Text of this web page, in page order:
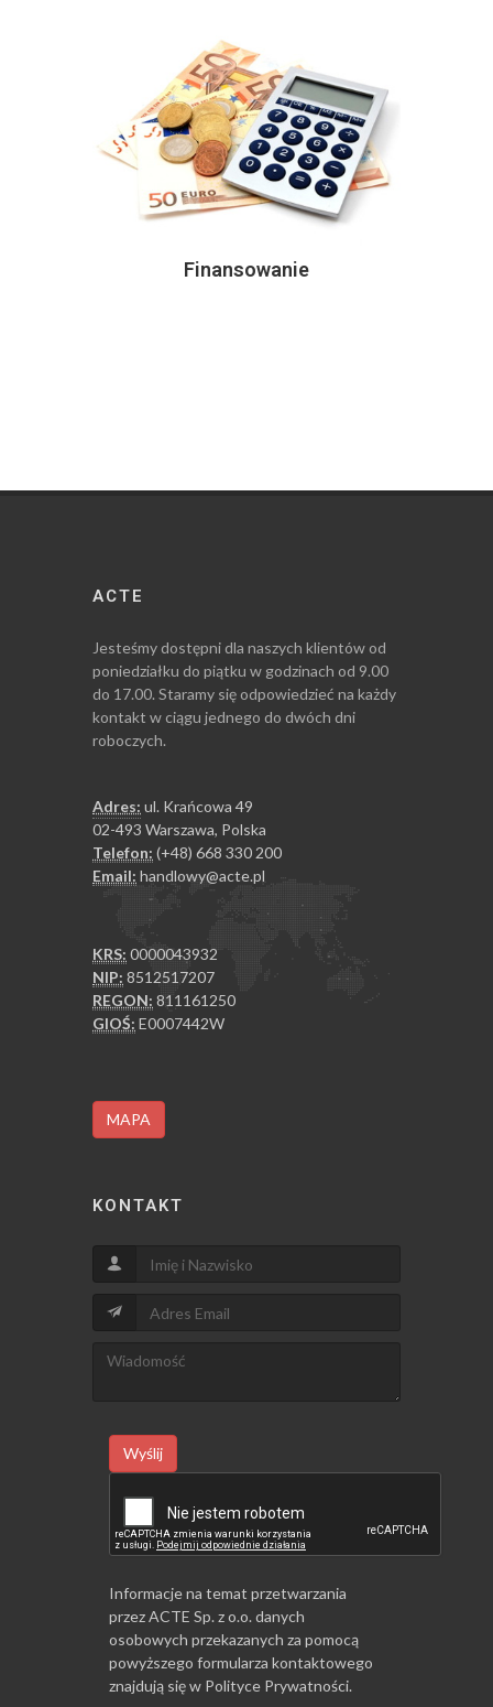
Finansowanie
ACTE
Jesteśmy dostępni dla naszych klientów od
poniedziałku do piątku w godzinach od 9.00
do 17.00. Staramy się odpowiedzieć na każdy
kontakt w ciągu jednego do dwóch dni
roboczych.
Adres: ul. Krańcowa 49
02-493 Warszawa, Polska
Telefon: (+48) 668 330 200
Email: handlowy@acte.pl
KRS: 0000043932
NIP: 8512517207
REGON: 811161250
GIOŚ: E0007442W
MAPA
KONTAKT
Wyślij
Informacje na temat przetwarzania
przez ACTE Sp. z o.o. danych
osobowych przekazanych za pomocą
powyższego formularza kontaktowego
znajdują się w Polityce Prywatności.